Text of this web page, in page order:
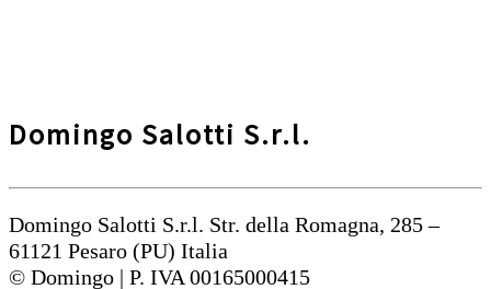
Domingo Salotti S.r.l.
Domingo Salotti S.r.l. Str. della Romagna, 285 –
61121 Pesaro (PU) Italia
© Domingo | P. IVA 00165000415